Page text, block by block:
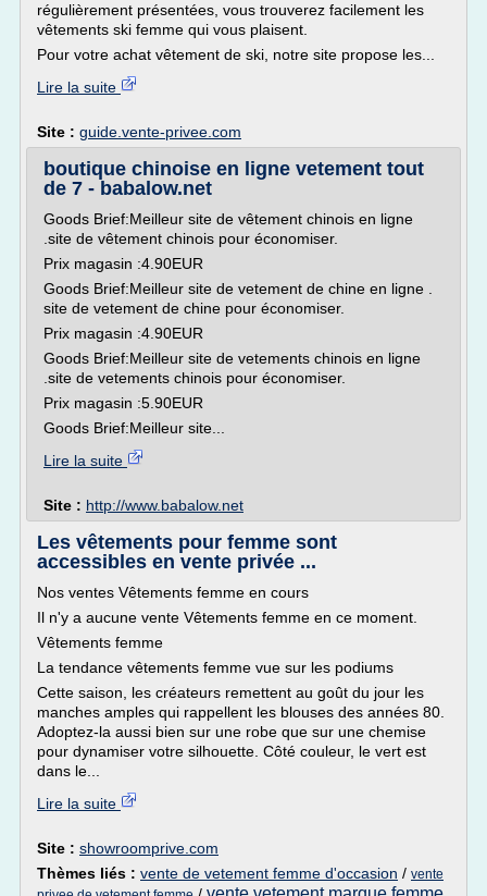
régulièrement présentées, vous trouverez facilement les
vêtements ski femme qui vous plaisent.
Pour votre achat vêtement de ski, notre site propose les...
Lire la suite
Site : guide.vente-privee.com
boutique chinoise en ligne vetement tout
de 7 - babalow.net
Goods Brief:Meilleur site de vêtement chinois en ligne
.site de vêtement chinois pour économiser.
Prix magasin :4.90EUR
Goods Brief:Meilleur site de vetement de chine en ligne .
site de vetement de chine pour économiser.
Prix magasin :4.90EUR
Goods Brief:Meilleur site de vetements chinois en ligne
.site de vetements chinois pour économiser.
Prix magasin :5.90EUR
Goods Brief:Meilleur site...
Lire la suite
Site : http://www.babalow.net
Les vêtements pour femme sont
accessibles en vente privée ...
Nos ventes Vêtements femme en cours
Il n'y a aucune vente Vêtements femme en ce moment.
Vêtements femme
La tendance vêtements femme vue sur les podiums
Cette saison, les créateurs remettent au goût du jour les
manches amples qui rappellent les blouses des années 80.
Adoptez-la aussi bien sur une robe que sur une chemise
pour dynamiser votre silhouette. Côté couleur, le vert est
dans le...
Lire la suite
Site : showroomprive.com
Thèmes liés : vente de vetement femme d'occasion / vente